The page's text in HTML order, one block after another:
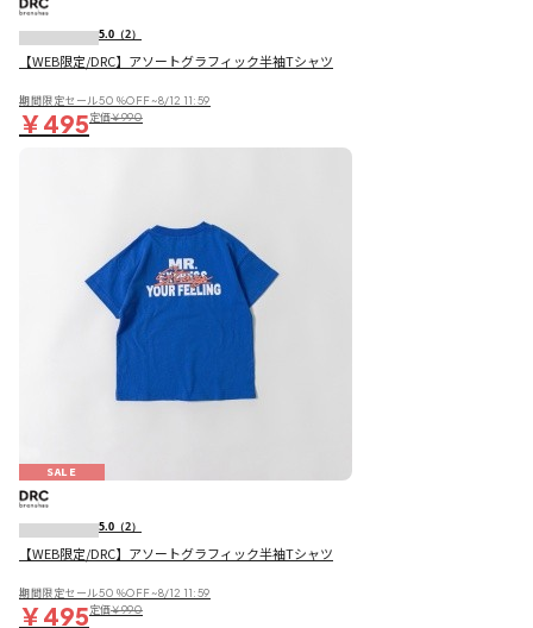
5.0 （2）
【WEB限定/DRC】アソートグラフィック半袖Tシャツ
期間限定セール50％OFF~8/12 11:59
￥495定価￥990
SALE
5.0 （2）
【WEB限定/DRC】アソートグラフィック半袖Tシャツ
期間限定セール50％OFF~8/12 11:59
￥495定価￥990